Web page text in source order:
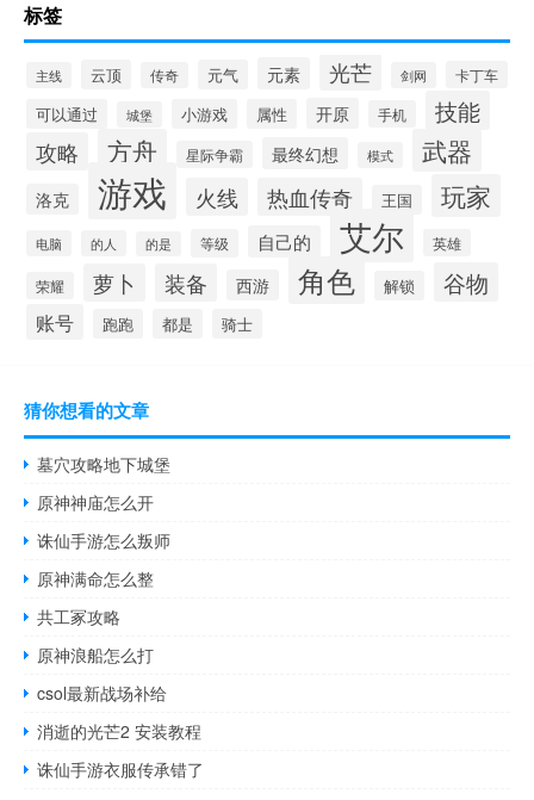
标签
主线 云顶 传奇 元气 元素 光芒 剑网 卡丁车
可以通过 城堡 小游戏 属性 开原 手机 技能
攻略 方舟 星际争霸 最终幻想 模式 武器
洛克 游戏 火线 热血传奇 王国 玩家
电脑 的人 的是 等级 自己的 艾尔 英雄
荣耀 萝卜 装备 西游 角色 解锁 谷物
账号 跑跑 都是 骑士
猜你想看的文章
墓穴攻略地下城堡
原神神庙怎么开
诛仙手游怎么叛师
原神满命怎么整
共工冢攻略
原神浪船怎么打
csol最新战场补给
消逝的光芒2 安装教程
诛仙手游衣服传承错了